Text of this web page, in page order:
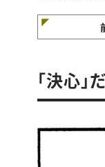
「決心